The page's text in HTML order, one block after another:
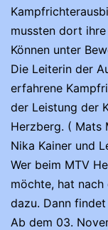
mussten dort
Können unter
Die Leiterin der
erfahrene
der Leistung der
Herzberg. ( Mats
Nika Kainer und
Wer beim MTV
möchte, hat
dazu. Dann
Ab dem 03.